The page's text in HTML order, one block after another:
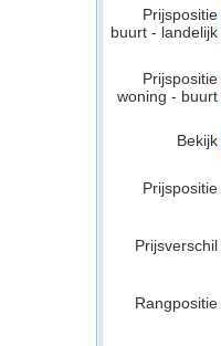
Prijspositie
buurt - landelijk
Prijspositie
woning - buurt
Bekijk
Prijspositie
Prijsverschil
Rangpositie